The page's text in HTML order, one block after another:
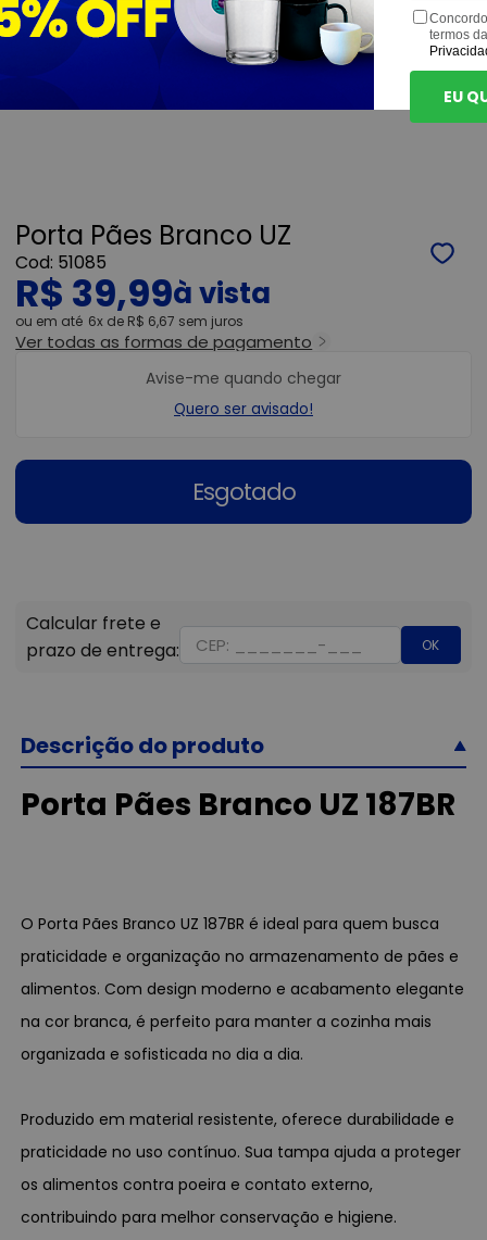
Porta Pães Branco UZ
51085
R$ 39,99
ou 6x de R$ 6,67 sem juros
Ver todas as formas de pagamento
Esgotado
Avise-me quando chegar
Quero ser avisado!
OK
Descrição do produto
Porta Pães Branco UZ 187BR
O Porta Pães Branco UZ 187BR é ideal para quem busca
praticidade e organização no armazenamento de pães e
alimentos. Com design moderno e acabamento elegante
na cor branca, é perfeito para manter a cozinha mais
organizada e sofisticada no dia a dia.
Produzido em material resistente, oferece durabilidade e
praticidade no uso contínuo. Sua tampa ajuda a proteger
os alimentos contra poeira e contato externo,
contribuindo para melhor conservação e higiene.
termos
EU